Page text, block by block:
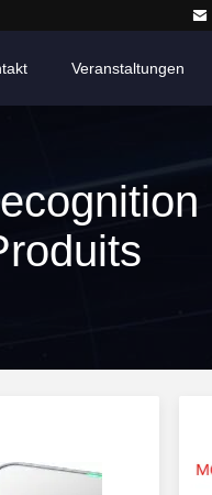
Veranstaltungen